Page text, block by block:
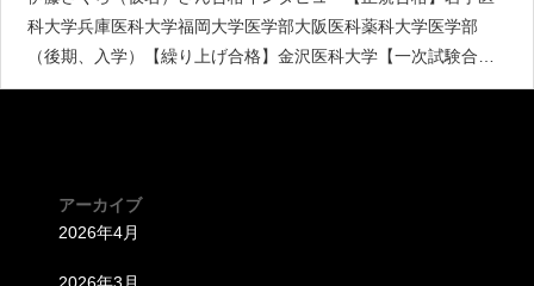
科大学兵庫医科大学福岡大学医学部大阪医科薬科大学医学部
（後期、入学）【繰り上げ合格】金沢医科大学【一次試験合
格】東北医科薬科大学医学部（二次放棄）近畿大学医学部
アーカイブ
2026年4月